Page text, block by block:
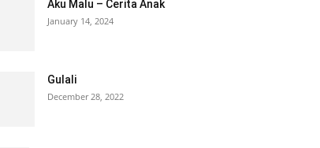
Aku Malu – Cerita Anak
January 14, 2024
Gulali
December 28, 2022